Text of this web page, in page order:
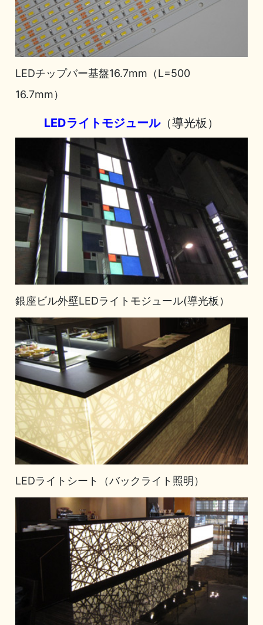
LEDチップバー基盤16.7mm（L=500
16.7mm）
LEDライトモジュール（導光板）
銀座ビル外壁LEDライトモジュール(導光板）
LEDライトシート（バックライト照明）